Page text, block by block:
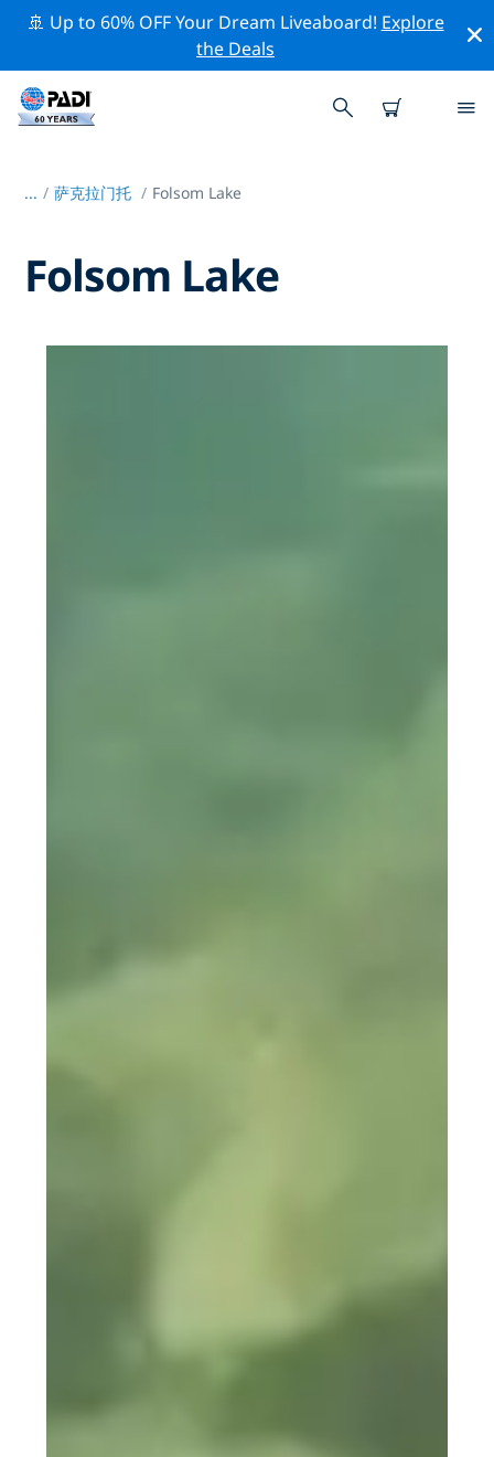
🚢 Up to 60% OFF Your Dream Liveaboard! Explore
the Deals
... / 萨克拉门托 Folsom Lake
Folsom Lake